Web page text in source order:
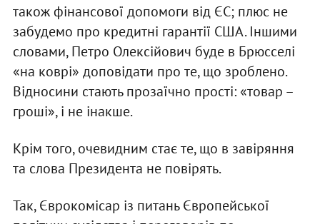
також фінансової допомоги від ЄС; плюс не
забудемо про кредитні гарантії США. Іншими
словами, Петро Олексійович буде в Брюсселі
«на коврі» доповідати про те, що зроблено.
Відносини стають прозаїчно прості: «товар –
гроші», і не інакше.
Крім того, очевидним стає те, що в завіряння
та слова Президента не повірять.
Так, Єврокомісар із питань Європейської